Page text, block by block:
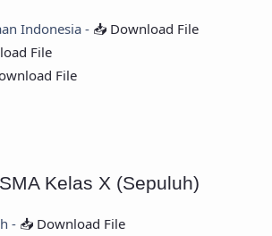
Indonesia - 📥 Download File
File
File
Kelas X (Sepuluh)
- 📥 Download File